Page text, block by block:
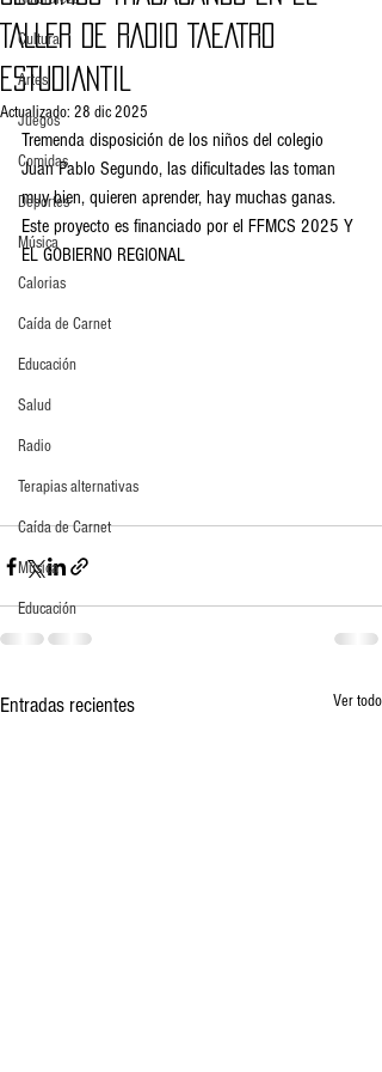
Cultura
Artes
Juegos
Comidas
Deportes
Música
Calorias
Caída de Carnet
Educación
Salud
Radio
Terapias alternativas
Caída de Carnet
Música
Educación
TALLER DE RADIO TAEATRO
ESTUDIANTIL
Actualizado: 28 dic 2025
Tremenda disposición de los niños del colegio
Juan Pablo Segundo, las dificultades las toman
muy bien, quieren aprender, hay muchas ganas.
Este proyecto es financiado por el FFMCS 2025 Y
EL GOBIERNO REGIONAL
Entradas recientes Ver todo